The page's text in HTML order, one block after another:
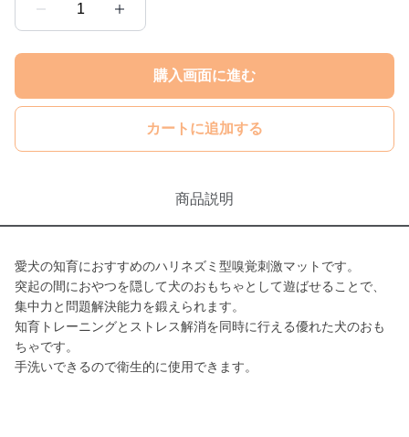
1
購入画面に進む
カートに追加する
商品説明
愛犬の知育におすすめのハリネズミ型嗅覚刺激マットです。
突起の間におやつを隠して犬のおもちゃとして遊ばせることで、
集中力と問題解決能力を鍛えられます。
知育トレーニングとストレス解消を同時に行える優れた犬のおも
ちゃです。
手洗いできるので衛生的に使用できます。